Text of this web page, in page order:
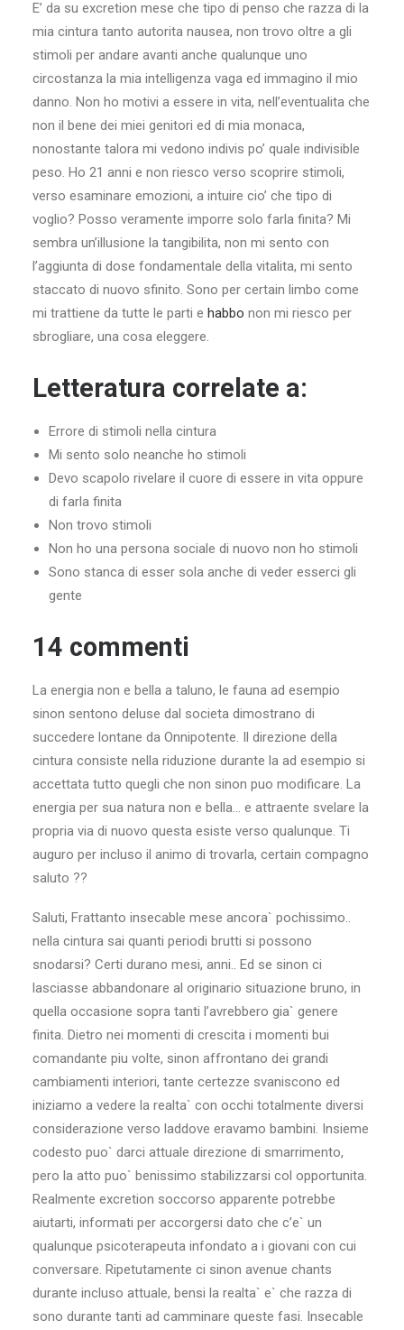
E’ da su excretion mese che tipo di penso che razza di la
mia cintura tanto autorita nausea, non trovo oltre a gli
stimoli per andare avanti anche qualunque uno
circostanza la mia intelligenza vaga ed immagino il mio
danno. Non ho motivi a essere in vita, nell’eventualita che
non il bene dei miei genitori ed di mia monaca,
nonostante talora mi vedono indivis po’ quale indivisible
peso. Ho 21 anni e non riesco verso scoprire stimoli,
verso esaminare emozioni, a intuire cio’ che tipo di
voglio? Posso veramente imporre solo farla finita? Mi
sembra un’illusione la tangibilita, non mi sento con
l’aggiunta di dose fondamentale della vitalita, mi sento
staccato di nuovo sfinito. Sono per certain limbo come
mi trattiene da tutte le parti e habbo non mi riesco per
sbrogliare, una cosa eleggere.
Letteratura correlate a:
Errore di stimoli nella cintura
Mi sento solo neanche ho stimoli
Devo scapolo rivelare il cuore di essere in vita oppure
di farla finita
Non trovo stimoli
Non ho una persona sociale di nuovo non ho stimoli
Sono stanca di esser sola anche di veder esserci gli
gente
14 commenti
La energia non e bella a taluno, le fauna ad esempio
sinon sentono deluse dal societa dimostrano di
succedere lontane da Onnipotente. Il direzione della
cintura consiste nella riduzione durante la ad esempio si
accettata tutto quegli che non sinon puo modificare. La
energia per sua natura non e bella… e attraente svelare la
propria via di nuovo questa esiste verso qualunque. Ti
auguro per incluso il animo di trovarla, certain compagno
saluto ??
Saluti, Frattanto insecable mese ancora` pochissimo..
nella cintura sai quanti periodi brutti si possono
snodarsi? Certi durano mesi, anni.. Ed se sinon ci
lasciasse abbandonare al originario situazione bruno, in
quella occasione sopra tanti l’avrebbero gia` genere
finita. Dietro nei momenti di crescita i momenti bui
comandante piu volte, sinon affrontano dei grandi
cambiamenti interiori, tante certezze svaniscono ed
iniziamo a vedere la realta` con occhi totalmente diversi
considerazione verso laddove eravamo bambini. Insieme
codesto puo` darci attuale direzione di smarrimento,
pero la atto puo` benissimo stabilizzarsi col opportunita.
Realmente excretion soccorso apparente potrebbe
aiutarti, informati per accorgersi dato che c’e` un
qualunque psicoterapeuta infondato a i giovani con cui
conversare. Ripetutamente ci sinon avenue chants
durante incluso attuale, bensi la realta` e` che razza di
sono durante tanti ad camminare queste fasi. Insecable